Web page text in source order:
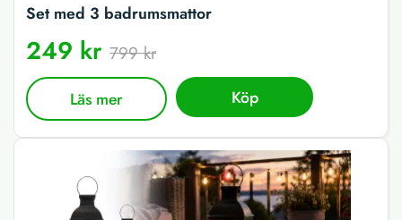
Set med 3 badrumsmattor
249 kr 799 kr
Läs mer Köp